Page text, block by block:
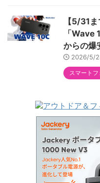
【5/31
「Wave
からの爆
2026/5/
スマート